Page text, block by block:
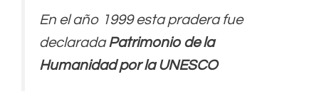
En el año 1999 esta pradera fue
declaradaPatrimonio de la
Humanidad por la UNESCO